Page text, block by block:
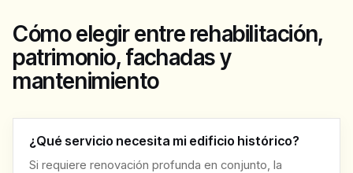
Cómo elegir entre rehabilitación,
patrimonio, fachadas y
mantenimiento
¿Qué servicio necesita mi edificio histórico?
Si requiere renovación profunda en conjunto, la